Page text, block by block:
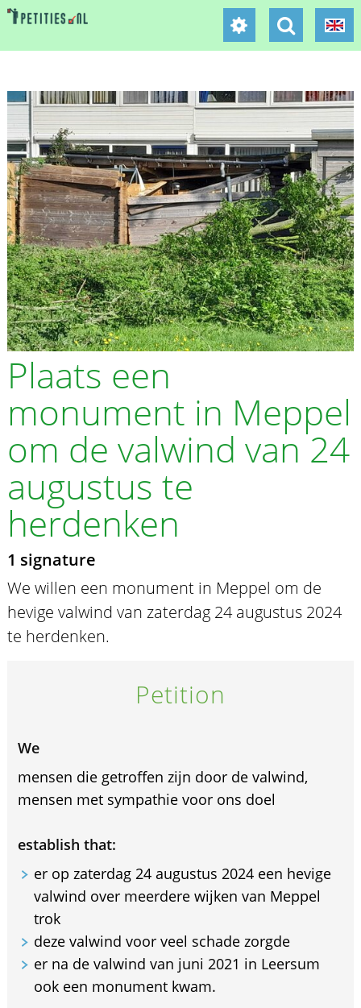
Plaats een
monument in Meppel
om de valwind van 24
augustus te
herdenken
1 signature
We willen een monument in Meppel om de
hevige valwind van zaterdag 24 augustus 2024
te herdenken.
Petition
We
mensen die getroffen zijn door de valwind,
mensen met sympathie voor ons doel
establish that:
er op zaterdag 24 augustus 2024 een hevige
valwind over meerdere wijken van Meppel
trok
deze valwind voor veel schade zorgde
er na de valwind van juni 2021 in Leersum
ook een monument kwam.